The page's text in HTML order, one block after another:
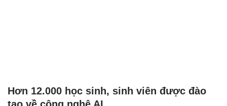
Hơn 12.000 học sinh, sinh viên được đào